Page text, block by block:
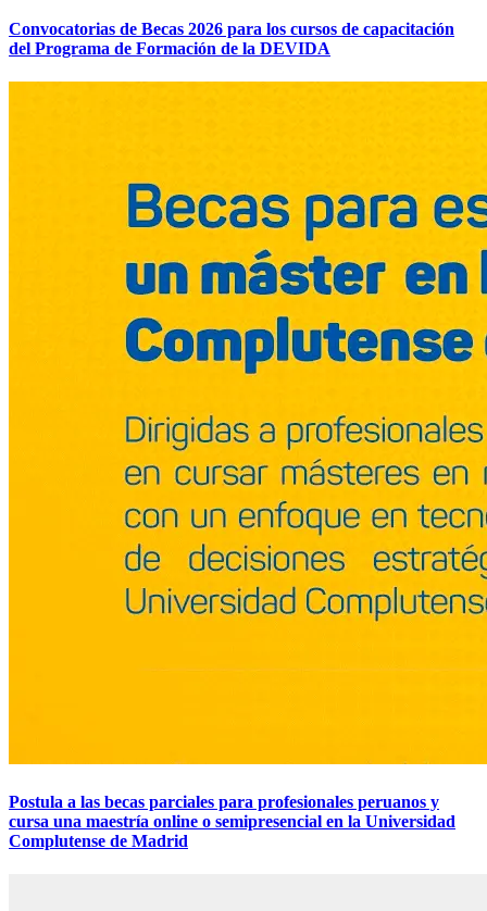
Convocatorias de Becas 2026 para los cursos de capacitación
del Programa de Formación de la DEVIDA
Postula a las becas parciales para profesionales peruanos y
cursa una maestría online o semipresencial en la Universidad
Complutense de Madrid